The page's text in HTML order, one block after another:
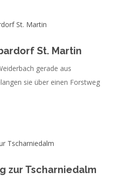
St. Martin
gerade aus
sie über einen Forstweg
zur Tscharniedalm